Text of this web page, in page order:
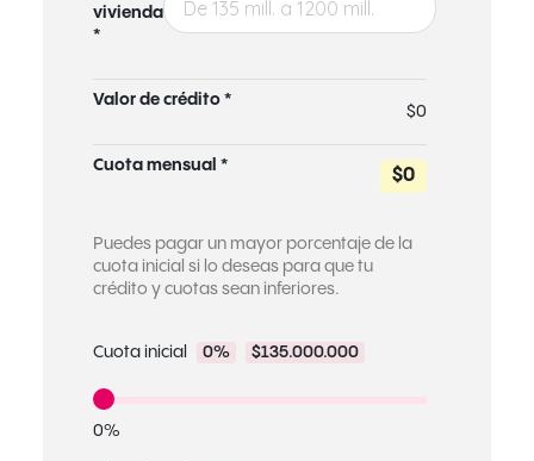
vivienda
*
Valor de crédito *
$0
Cuota mensual *
$0
Puedes pagar un mayor porcentaje de la
cuota inicial si lo deseas para que tu
crédito y cuotas sean inferiores.
Cuota inicial 0% $135.000.000
0%